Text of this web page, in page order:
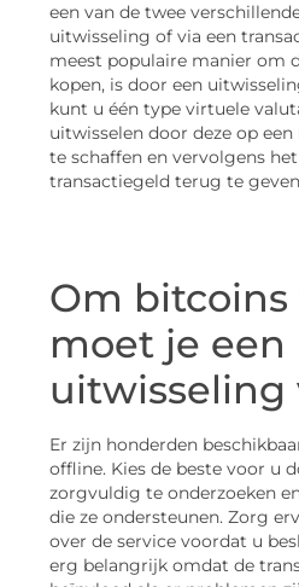
een van de twee
uitwisseling of via een
meest populaire manier om
kopen, is door een
kunt u één type virtuele
uitwisselen door deze op een
te schaffen en vervolgens
transactiegeld terug te
Om bitcoins
moet je een
uitwisseling
Er zijn honderden
offline. Kies de beste voor u
zorgvuldig te onderzoeken
die ze ondersteunen. Zorg
over de service voordat u
erg belangrijk omdat de